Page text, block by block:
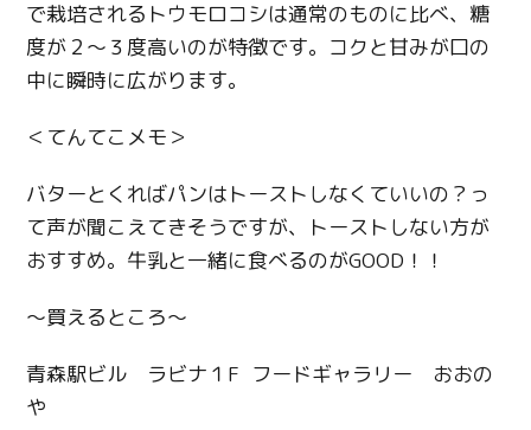
で栽培されるトウモロコシは通常のものに比べ、糖
度が２～３度高いのが特徴です。コクと甘みが口の
中に瞬時に広がります。
＜てんてこメモ＞
バターとくればパンはトーストしなくていいの？っ
て声が聞こえてきそうですが、トーストしない方が
おすすめ。牛乳と一緒に食べるのがGOOD！！
〜買えるところ〜
青森駅ビル ラビナ１F フードギャラリー おおの
や